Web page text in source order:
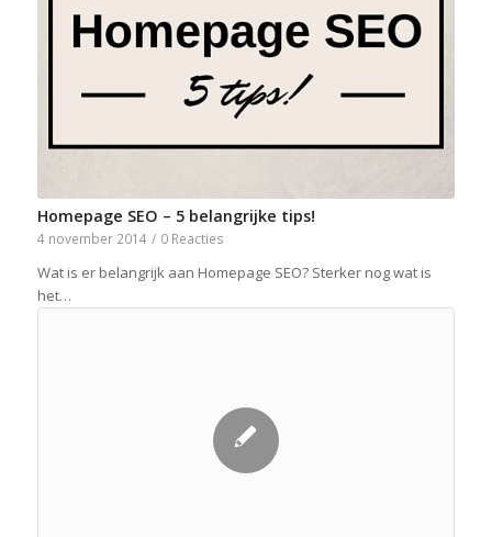
Homepage SEO – 5 belangrijke tips!
4 november 2014 / 0 Reacties
Wat is er belangrijk aan Homepage SEO? Sterker nog wat is
het…